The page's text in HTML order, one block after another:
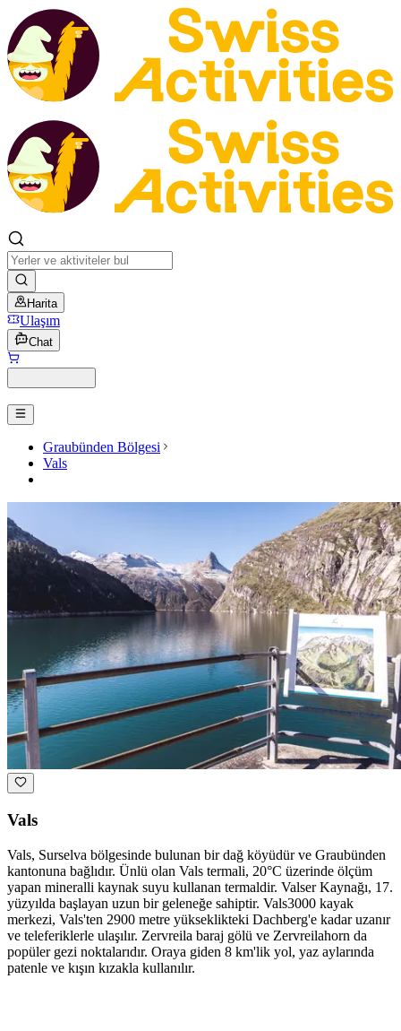
Harita
Ulaşım
Chat
Graubünden Bölgesi
Vals
Vals
Vals, Surselva bölgesinde bulunan bir dağ köyüdür ve Graubünden
kantonuna bağlıdır. Ünlü olan Vals termali, 20°C üzerinde ölçüm
yapan mineralli kaynak suyu kullanan termaldir. Valser Kaynağı, 17.
yüzyılda başlayan uzun bir geleneğe sahiptir. Vals3000 kayak
merkezi, Vals'ten 2900 metre yükseklikteki Dachberg'e kadar uzanır
ve teleferiklerle ulaşılır. Zervreila baraj gölü ve Zervreilahorn da
popüler gezi noktalarıdır. Oraya giden 8 km'lik yol, yaz aylarında
patenle ve kışın kızakla kullanılır.